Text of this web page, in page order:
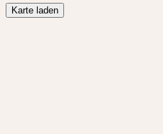
Karte laden